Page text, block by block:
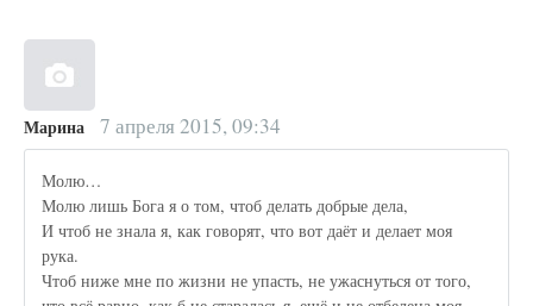
Марина 7 апреля 2015, 09:34
Молю…
Молю лишь Бога я о том, чтоб делать добрые дела,
И чтоб не знала я, как говорят, что вот даёт и делает моя
рука.
Чтоб ниже мне по жизни не упасть, не ужаснуться от того,